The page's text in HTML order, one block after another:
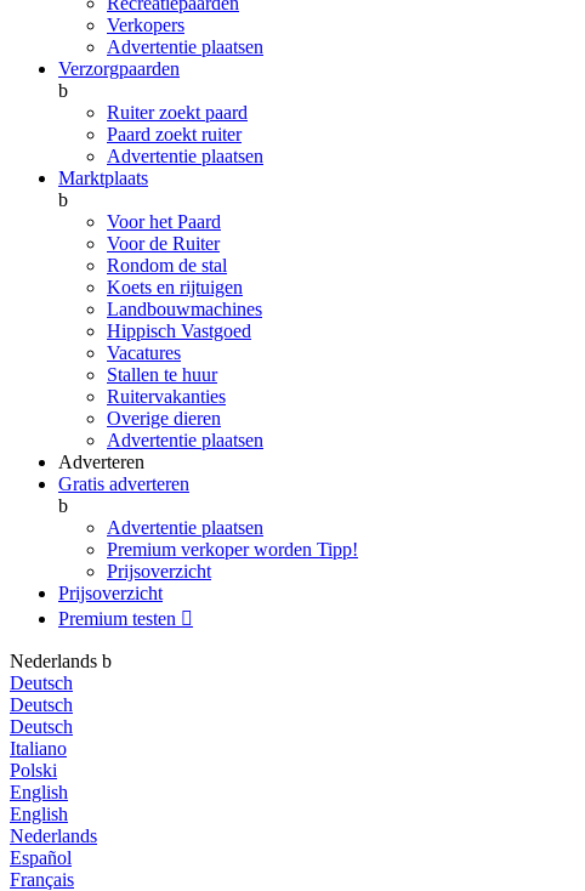
Verkopers
Advertentie plaatsen
Verzorgpaarden
b
Ruiter zoekt paard
Paard zoekt ruiter
Advertentie plaatsen
Marktplaats
b
Voor het Paard
Voor de Ruiter
Rondom de stal
Koets en rijtuigen
Landbouwmachines
Hippisch Vastgoed
Vacatures
Stallen te huur
Ruitervakanties
Overige dieren
Advertentie plaatsen
Adverteren
Gratis adverteren
b
Advertentie plaatsen
Premium verkoper worden Tipp!
Prijsoverzicht
Prijsoverzicht
Premium testen 
Nederlands b
Deutsch
Deutsch
Deutsch
Italiano
Polski
English
English
Nederlands
Español
Français